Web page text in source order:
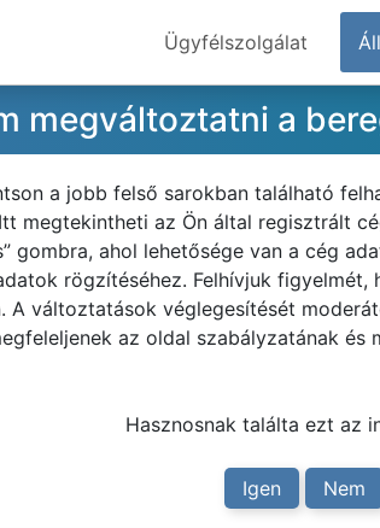
Ügyfélszolgálat
megváltoztatni a
a jobb felső sarokban található
megtekintheti az Ön által regisztrált
gombra, ahol lehetősége van a cég
rögzítéséhez. Felhívjuk
A változtatások véglegesítését
az oldal szabályzatának és
Hasznosnak találta ezt az
Igen Nem